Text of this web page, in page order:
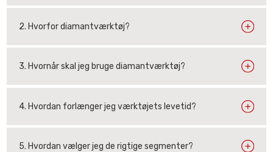
2. Hvorfor diamantværktøj?
3. Hvornår skal jeg bruge diamantværktøj?
4. Hvordan forlænger jeg værktøjets levetid?
5. Hvordan vælger jeg de rigtige segmenter?